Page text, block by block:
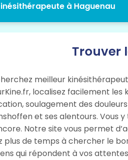
à Haguenau
Trouver
meilleur
localisez facilement les
soulagement des
et ses alentours. Vous
Notre site vous permet
plus de temps à chercher le
qui répondent à vos